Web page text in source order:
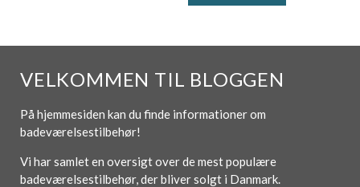
VELKOMMEN TIL BLOGGEN
På hjemmesiden kan du finde informationer om
badeværelsestilbehør!
Vi har samlet en oversigt over de mest populære
badeværelsestilbehør, der bliver solgt i Danmark.